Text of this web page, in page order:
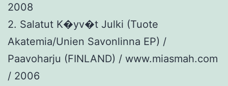
2008
2. Salatut K�yv�t Julki (Tuote
Akatemia/Unien Savonlinna EP) /
Paavoharju (FINLAND) / www.miasmah.com
/ 2006